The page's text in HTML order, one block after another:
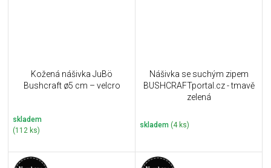
Kožená nášivka JuBö
Bushcraft ø5 cm – velcro
skladem
(112 ks)
Nášivka se suchým zipem
BUSHCRAFTportal.cz - tmavě
zelená
skladem (4 ks)